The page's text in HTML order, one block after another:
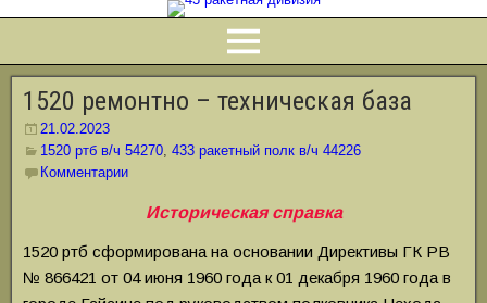
1520 ремонтно – техническая база
21.02.2023
1520 ртб в/ч 54270, 433 ракетный полк в/ч 44226
Комментарии
Историческая справка
1520 ртб сформирована на основании Директивы ГК РВ
№ 866421 от 04 июня 1960 года к 01 декабря 1960 года в